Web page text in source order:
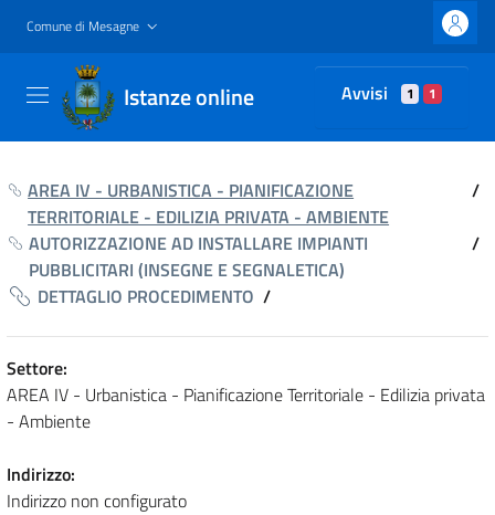
Comune di Mesagne
Istanze online Avvisi 1 1
AREA IV - URBANISTICA - PIANIFICAZIONE
TERRITORIALE - EDILIZIA PRIVATA - AMBIENTE
/
AUTORIZZAZIONE AD INSTALLARE IMPIANTI
PUBBLICITARI (INSEGNE E SEGNALETICA)
/
DETTAGLIO PROCEDIMENTO /
Settore:
AREA IV - Urbanistica - Pianificazione Territoriale - Edilizia privata
- Ambiente
Indirizzo:
Indirizzo non configurato